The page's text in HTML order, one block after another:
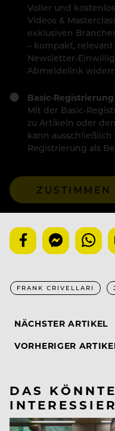
Voller und
Videos &
exklusiven
– kompakt,
Newsletter-
Abmeldelink
Basic-Registrierung
Mit der Basic-
zu Artikeln oder
kann
Registrierung als
ZUSTIMMEN
FRANK CRIVELLARI
NÄCHSTER ARTIKEL
VORHERIGER
DAS